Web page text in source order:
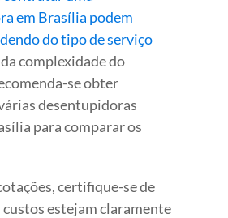
em Brasília podem
do tipo de serviço
complexidade do
se obter
desentupidoras
para comparar os
certifique-se de
custos estejam claramente